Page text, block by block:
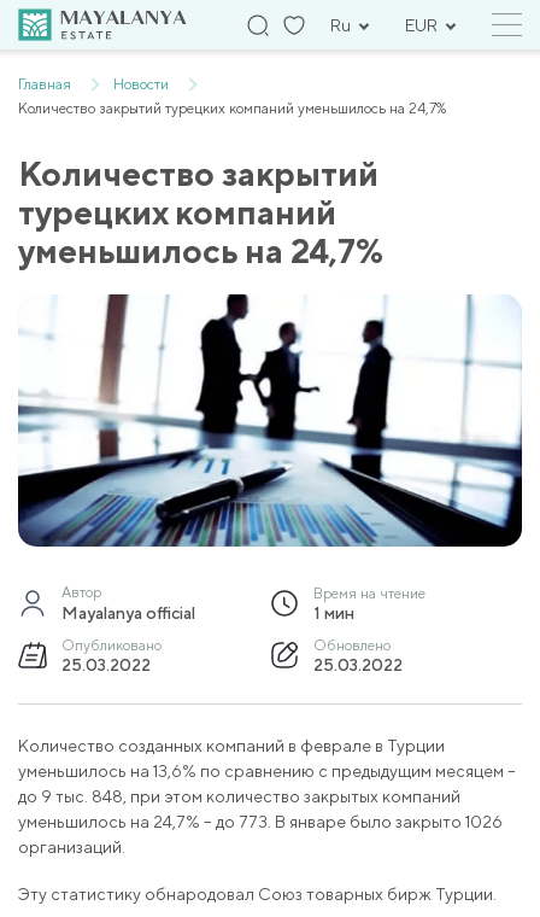
Ru EUR
Главная
Новости
Количество закрытий турецких компаний уменьшилось на 24,7%
Количество закрытий
турецких компаний
уменьшилось на 24,7%
Автор
Mayalanya official
Время на чтение
1 мин
Опубликовано
25.03.2022
Обновлено
25.03.2022
Количество созданных компаний в феврале в Турции
уменьшилось на 13,6% по сравнению с предыдущим месяцем –
до 9 тыс. 848, при этом количество закрытых компаний
уменьшилось на 24,7% – до 773. В январе было закрыто 1026
организаций.
Эту статистику обнародовал Союз товарных бирж Турции.